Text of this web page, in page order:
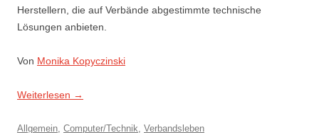
Herstellern, die auf Verbände abgestimmte technische
Lösungen anbieten.
Von Monika Kopyczinski
Weiterlesen →
Allgemein, Computer/Technik, Verbandsleben